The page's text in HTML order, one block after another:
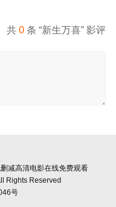
共0 条 “新生万喜” 影评
减高清电影在线免费观看
Rights Reserved
号